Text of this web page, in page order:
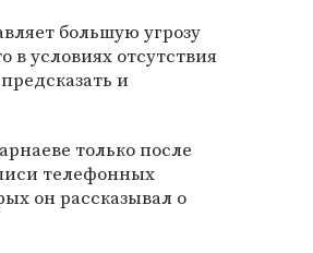
большую угрозу
условиях отсутствия
и
только после
телефонных
он рассказывал о